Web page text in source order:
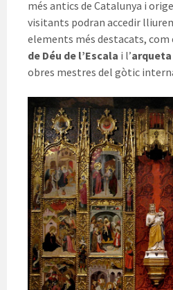
més antics de Catalunya i
visitants podran accedir
elements més destacats, com
de Déu de l’Escala i l’
obres mestres del gòtic